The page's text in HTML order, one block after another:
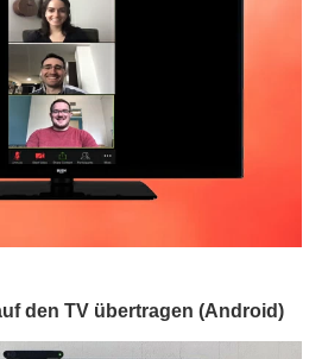
den TV übertragen (Android)